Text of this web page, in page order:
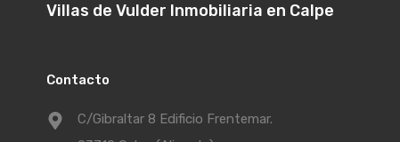
Villas de Vulder Inmobiliaria en Calpe
Contacto
C/Gibraltar 8 Edificio Frentemar.